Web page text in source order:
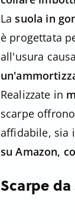
Lasuola in
è progettata
all'usura
Realizzate in
scarpe
affidabile, sia
su Amazon,
Scarpe